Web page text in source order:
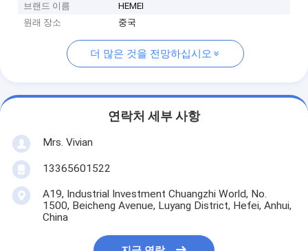
브랜드 이름
HEMEI
원래 장소
중국
더 많은 것을 전망하십시오
연락처 세부 사항
Mrs. Vivian
13365601522
A19, Industrial Investment Chuangzhi World, No.
1500, Beicheng Avenue, Luyang District, Hefei, Anhui,
China